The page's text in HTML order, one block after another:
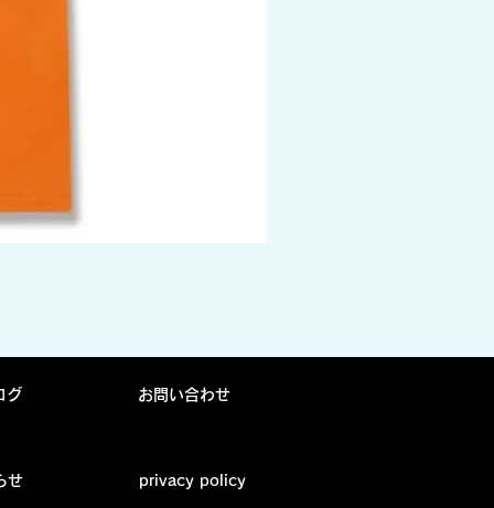
グ お問い合わせ
せ privacy policy